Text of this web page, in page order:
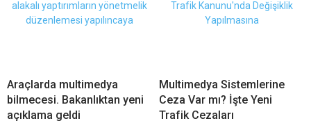
Araçlarda multimedya
bilmecesi. Bakanlıktan yeni
açıklama geldi
Multimedya Sistemlerine
Ceza Var mı? İşte Yeni
Trafik Cezaları